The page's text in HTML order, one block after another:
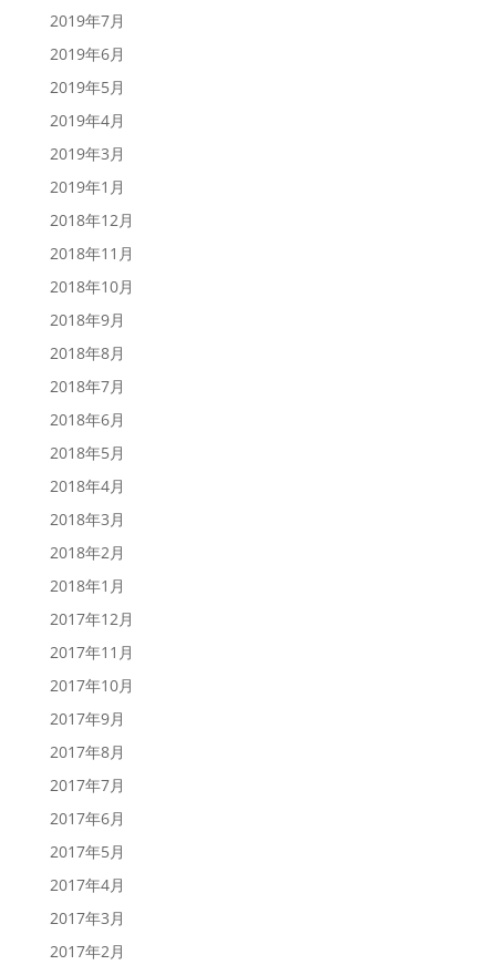
2019年7月
2019年6月
2019年5月
2019年4月
2019年3月
2019年1月
2018年12月
2018年11月
2018年10月
2018年9月
2018年8月
2018年7月
2018年6月
2018年5月
2018年4月
2018年3月
2018年2月
2018年1月
2017年12月
2017年11月
2017年10月
2017年9月
2017年8月
2017年7月
2017年6月
2017年5月
2017年4月
2017年3月
2017年2月